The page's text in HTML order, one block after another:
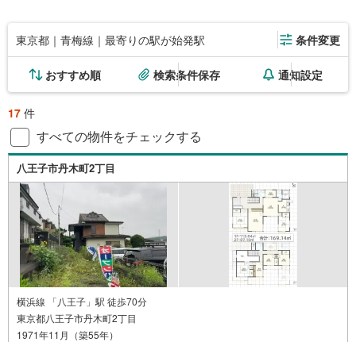
東京都｜青梅線｜最寄りの駅が始発駅 条件変更
おすすめ順 検索条件保存 通知設定
17 件
すべての物件をチェックする
八王子市丹木町2丁目
横浜線 「八王子」駅 徒歩70分
東京都八王子市丹木町2丁目
1971年11月（築55年）